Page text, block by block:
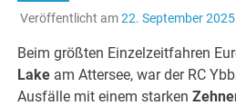
Veröffentlicht am22. September 2025
Beim größten Einzelzeitfahren
Lake am Attersee, war der RC
Ausfälle mit einem starken